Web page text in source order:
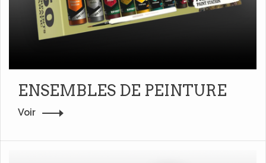
ENSEMBLES DE PEINTURE
Voir